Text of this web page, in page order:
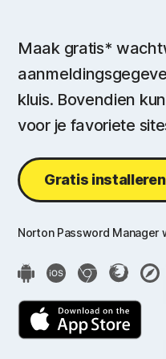
Maak gratis*
kluis. Bovendien
voor je favoriete
Gratis installeren
Norton Password